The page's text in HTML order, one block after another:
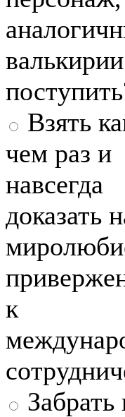
Взять
чем раз и
навсегда
доказать
к
Забрать